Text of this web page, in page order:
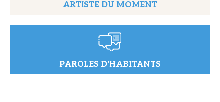
ARTISTE DU MOMENT
PAROLES D'HABITANTS